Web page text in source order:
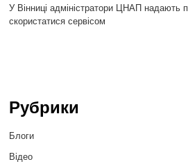
У Вінниці адміністратори ЦНАП надають
скористатися сервісом
Рубрики
Блоги
Відео